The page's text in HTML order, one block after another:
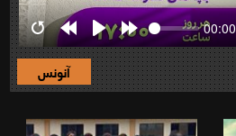
RestartRewind
10s
Play Forward
10s
00:00
آنونس